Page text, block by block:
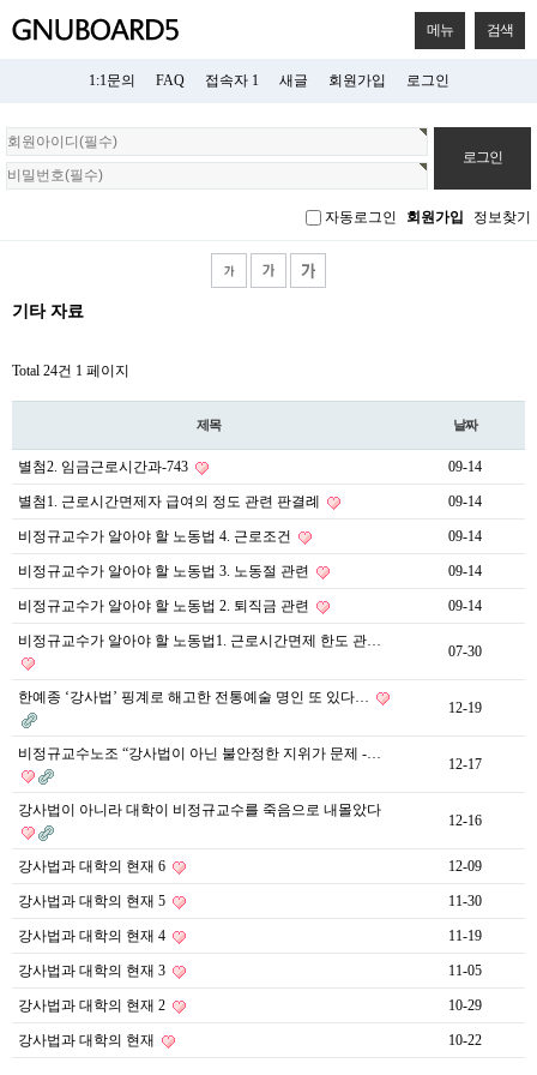
메뉴 검색
1:1문의 FAQ 접속자 1 새글 회원가입 로그인
회
원
로
자동로그인 회원가입 정보찾기
기타 자료
Total 24건 1 페이지
제목 날짜
별첨2. 임금근로시간과-743 09-14
별첨1. 근로시간면제자 급여의 정도 관련 판결례 09-14
비정규교수가 알아야 할 노동법 4. 근로조건 09-14
비정규교수가 알아야 할 노동법 3. 노동절 관련 09-14
비정규교수가 알아야 할 노동법 2. 퇴직금 관련 09-14
비정규교수가 알아야 할 노동법1. 근로시간면제 한도 관…
07-30
한예종 ‘강사법’ 핑계로 해고한 전통예술 명인 또 있다…
12-19
비정규교수노조 “강사법이 아닌 불안정한 지위가 문제 -…
12-17
강사법이 아니라 대학이 비정규교수를 죽음으로 내몰았다
12-16
강사법과 대학의 현재 6 12-09
강사법과 대학의 현재 5 11-30
강사법과 대학의 현재 4 11-19
강사법과 대학의 현재 3 11-05
강사법과 대학의 현재 2 10-29
강사법과 대학의 현재 10-22